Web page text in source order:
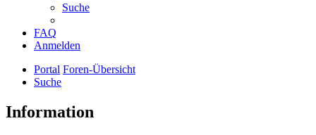
Suche
FAQ
Anmelden
Portal Foren-Übersicht
Suche
Information